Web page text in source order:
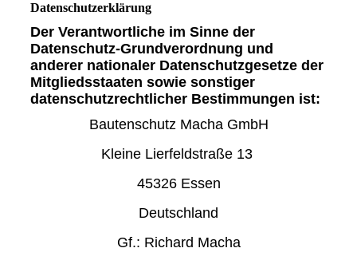
Datenschutzerklärung
Der Verantwortliche im Sinne der
Datenschutz-Grundverordnung und
anderer nationaler Datenschutzgesetze der
Mitgliedsstaaten sowie sonstiger
datenschutzrechtlicher Bestimmungen ist:
Bautenschutz Macha GmbH
Kleine Lierfeldstraße 13
45326 Essen
Deutschland
Gf.: Richard Macha